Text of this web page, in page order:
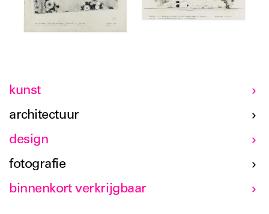
kunst
architectuur
design
fotografie
binnenkort verkrijgbaar